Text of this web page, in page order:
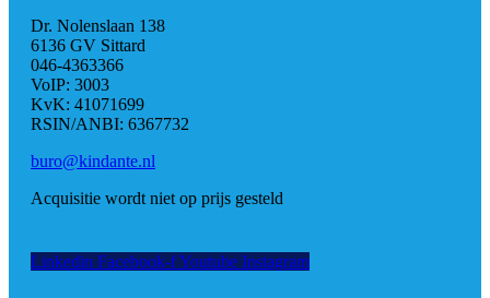
Dr. Nolenslaan 138
6136 GV Sittard
046-4363366
VoIP: 3003
KvK: 41071699
RSIN/ANBI: 6367732
buro@kindante.nl
Acquisitie wordt niet op prijs gesteld
Linkedin Facebook-fYoutube Instagram